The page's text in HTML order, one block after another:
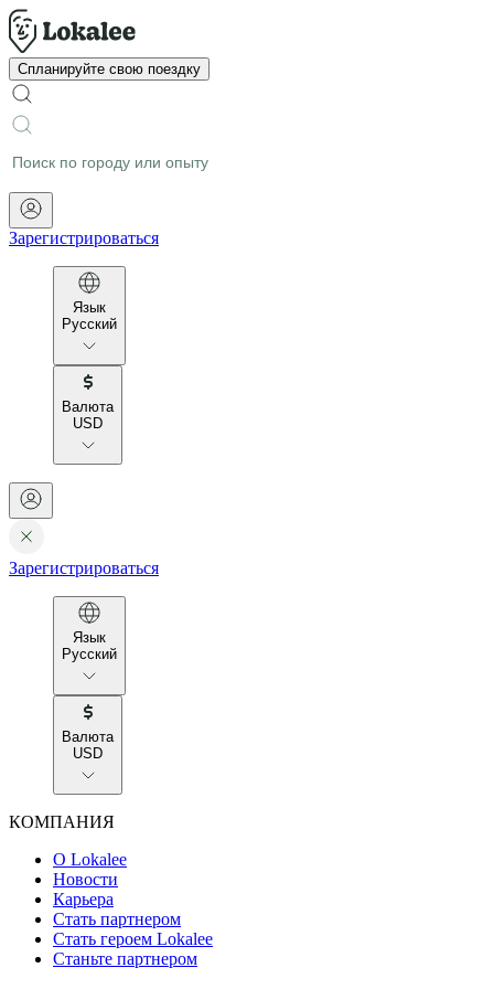
Спланируйте свою поездку
Зарегистрироваться
Язык
Русский
Валюта
USD
Зарегистрироваться
Язык
Русский
Валюта
USD
КОМПАНИЯ
О Lokalee
Новости
Карьера
Стать партнером
Стать героем Lokalee
Станьте партнером